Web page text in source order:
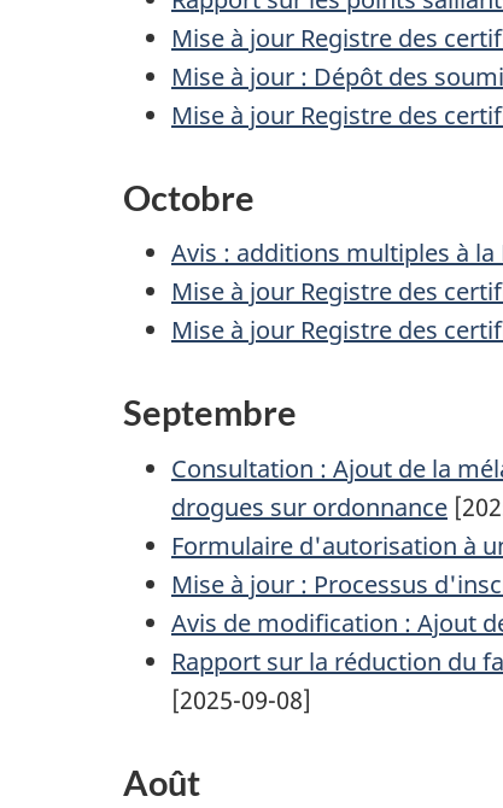
Mise à jour Registre des
Mise à jour : Dépôt des
Mise à jour Registre des
Octobre
Avis : additions multiples à
Mise à jour Registre des
Mise à jour Registre des
Septembre
Consultation : Ajout de la
drogues sur ordonnance
Formulaire d'autorisation à
Mise à jour : Processus
Avis de modification : Ajout
Rapport sur la réduction du
[2025-09-08]
Août